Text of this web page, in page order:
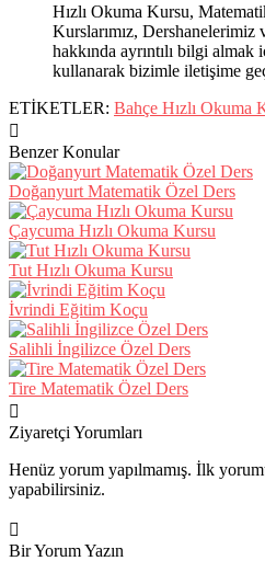
Hızlı Okuma Kursu,
Kurslarımız,
hakkında ayrıntılı bilgi almak
kullanarak bizimle iletişime
ETİKETLER: Bahçe Hızlı Okuma
Benzer Konular
Doğanyurt Matematik Özel Ders
Çaycuma Hızlı Okuma Kursu
Tut Hızlı Okuma Kursu
İvrindi Eğitim Koçu
Salihli İngilizce Özel Ders
Tire Matematik Özel Ders
Ziyaretçi Yorumları
Henüz yorum yapılmamış. İlk
yapabilirsiniz.
Bir Yorum Yazın